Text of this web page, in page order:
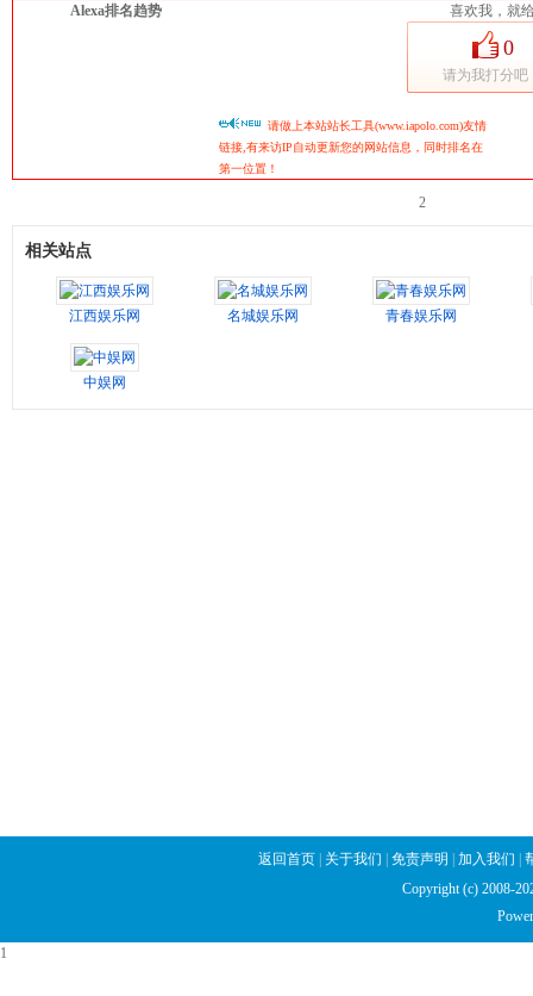
Alexa排名趋势 喜欢我，就
0
请为我打分吧
请做上本站站长工具(www.iapolo.com)友情
链接,有来访IP自动更新您的网站信息，同时排名在
第一位置！
2
相关站点
江西娱乐网 名城娱乐网 青春娱乐网
中娱网
返回首页 关于我们 免责声明 加入我们
Copyright (c) 2008-
1